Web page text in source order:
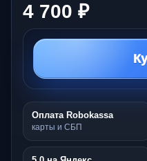
4 700 ₽
Оплата Robokassa
карты и СБП